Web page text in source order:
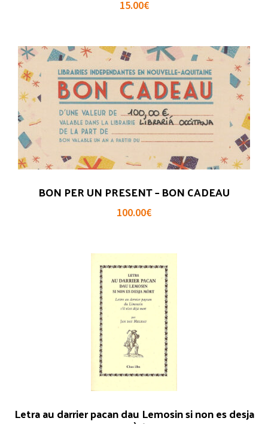
15.00€
BON PER UN PRESENT – BON CADEAU
100.00€
Letra au darrier pacan dau Lemosin si non es desja